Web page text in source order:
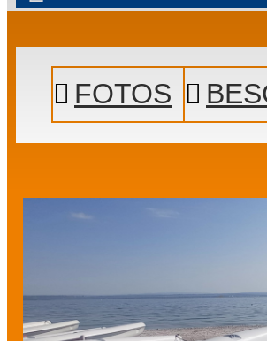
FOTOS
Next